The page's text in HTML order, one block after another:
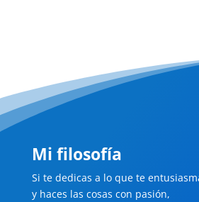
Mi filosofía
Si te dedicas a lo que te
y haces las cosas con pasión,